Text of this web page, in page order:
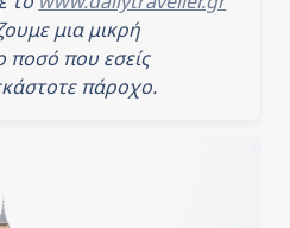
μια μικρή
ποσό που εσείς
πάροχο.